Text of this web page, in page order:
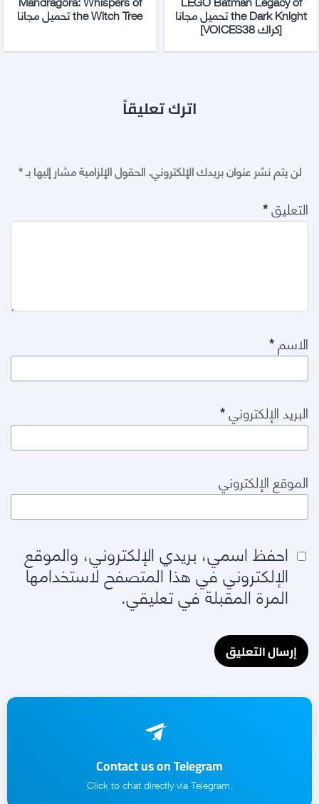
the Dark Knight تحميل مجانا
[كراك VOICES38]
the Witch Tree تحميل مجانا
اترك تعليقاً
لن يتم نشر عنوان بريدك الإلكتروني.الحقول الإلزامية مشار إليها بـ*
التعليق*
الاسم*
البريد الإلكتروني*
الموقع الإلكتروني
احفظ اسمي، بريدي الإلكتروني، والموقع
الإلكتروني في هذا المتصفح لاستخدامها
المرة المقبلة في تعليقي.
Contact us on Telegram
.Click to chat directly via Telegram